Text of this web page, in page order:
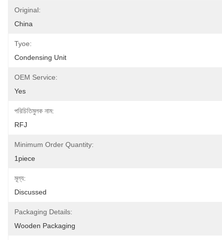
Original:
China
Tyoe:
Condensing Unit
OEM Service:
Yes
পরিচিতিমুলক নাম:
RFJ
Minimum Order Quantity:
1piece
মূল্য:
Discussed
Packaging Details:
Wooden Packaging